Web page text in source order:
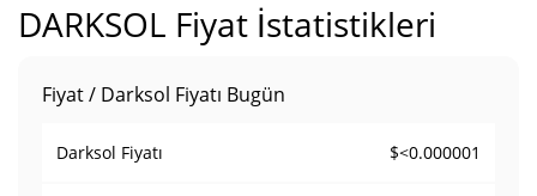
DARKSOL Fiyat İstatistikleri
Fiyat / Darksol Fiyatı Bugün
Darksol Fiyatı $<0.000001